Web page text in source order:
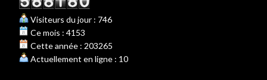
Visiteurs du jour : 746
Ce mois : 4153
Cette année : 203265
Actuellement en ligne : 10